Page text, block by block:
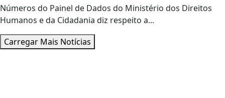
Números do Painel de Dados do Ministério dos Direitos
Humanos e da Cidadania diz respeito a...
Carregar Mais Notícias